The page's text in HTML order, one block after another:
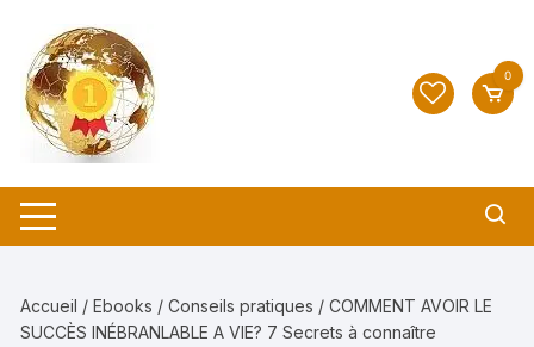
contenu
0
Accueil /Ebooks /Conseils pratiques / COMMENT AVOIR LE
SUCCÈS INÉBRANLABLE A VIE? 7 Secrets à connaître